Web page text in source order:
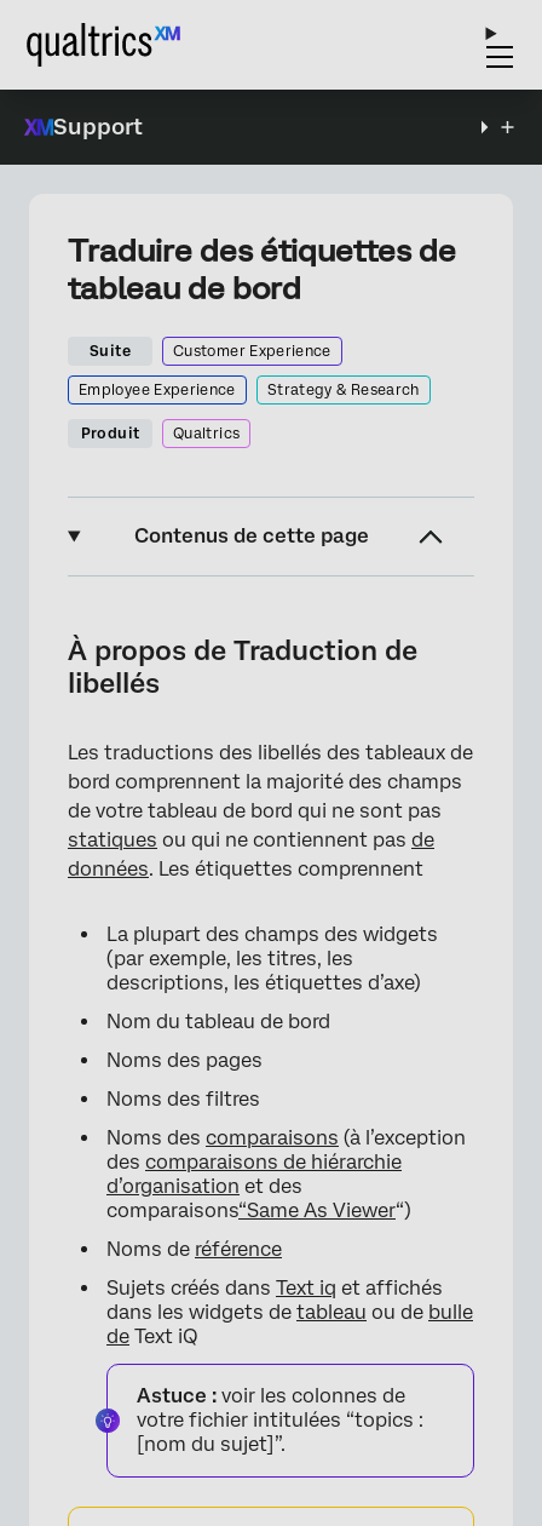
Support
Traduire des étiquettes de
tableau de bord
Suite Customer Experience
Employee Experience Strategy & Research
Produit Qualtrics
Contenus de cette page
Traduction de libellés avec Google Translate
Création manuelle d’un fichier d’étiquettes
Traduction de libellés partiels
Suppression des traductions de libellés du
tableau de bord
Dépanner les traductions
Compatibilité des traductions
À propos de Traduction de
libellés
Les traductions des libellés des tableaux de
bord comprennent la majorité des champs
de votre tableau de bord qui ne sont pas
statiques ou qui ne contiennent pas de
données. Les étiquettes comprennent
La plupart des champs des widgets
(par exemple, les titres, les
descriptions, les étiquettes d’axe)
Nom du tableau de bord
Noms des pages
Noms des filtres
Noms des comparaisons (à l’exception
des comparaisons de hiérarchie
d’organisation et des
comparaisons“Same As Viewer“)
Noms de référence
Sujets créés dans Text iq et affichés
dans les widgets de tableau ou de bulle
de Text iQ
Astuce : voir les colonnes de
votre fichier intitulées “topics :
[nom du sujet]”.